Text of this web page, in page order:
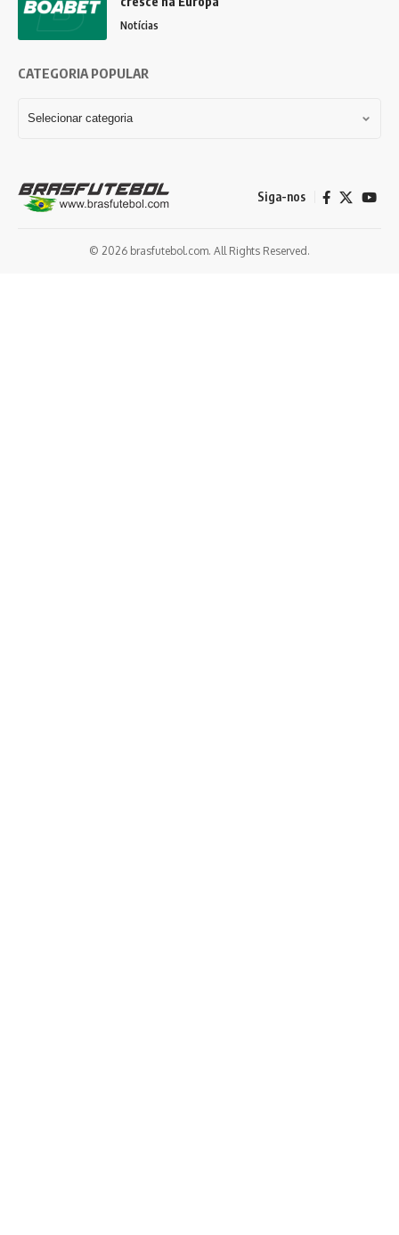
Notícias
CATEGORIA POPULAR
Siga-nos
© 2026 brasfutebol.com. All Rights Reserved.